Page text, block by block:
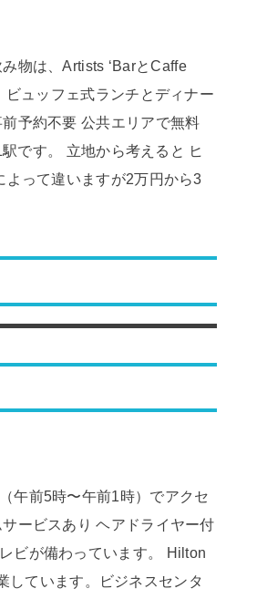
物は、Artists ‘BarとCaffe
ュッフェ式ランチとディナー
予約不要 公共エリアで無料
です。 立地から考えると ヒ
よって違いますが2万円から3
午前5時〜午前1時）でアクセ
ービスあり ヘアドライヤー付
ビが備わっています。 Hilton
しています。ビジネスセンタ